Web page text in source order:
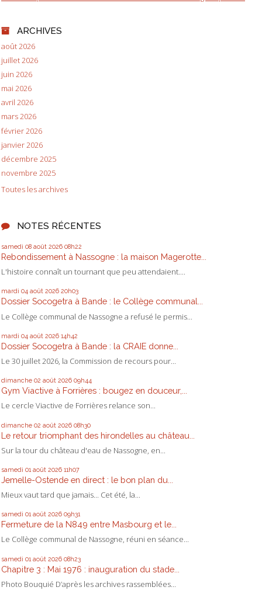
ARCHIVES
août 2026
juillet 2026
juin 2026
mai 2026
avril 2026
mars 2026
février 2026
janvier 2026
décembre 2025
novembre 2025
Toutes les archives
NOTES RÉCENTES
samedi 08 août 2026 08h22
Rebondissement à Nassogne : la maison Magerotte...
L'histoire connaît un tournant que peu attendaient....
mardi 04 août 2026 20h03
Dossier Socogetra à Bande : le Collège communal...
Le Collège communal de Nassogne a refusé le permis...
mardi 04 août 2026 14h42
Dossier Socogetra à Bande : la CRAIE donne...
Le 30 juillet 2026, la Commission de recours pour...
dimanche 02 août 2026 09h44
Gym Viactive à Forrières : bougez en douceur,...
Le cercle Viactive de Forrières relance son...
dimanche 02 août 2026 08h30
Le retour triomphant des hirondelles au château...
Sur la tour du château d'eau de Nassogne, en...
samedi 01 août 2026 11h07
Jemelle-Ostende en direct : le bon plan du...
Mieux vaut tard que jamais... Cet été, la...
samedi 01 août 2026 09h31
Fermeture de la N849 entre Masbourg et le...
Le Collège communal de Nassogne, réuni en séance...
samedi 01 août 2026 08h23
Chapitre 3 : Mai 1976 : inauguration du stade...
Photo Bouquié D’après les archives rassemblées...